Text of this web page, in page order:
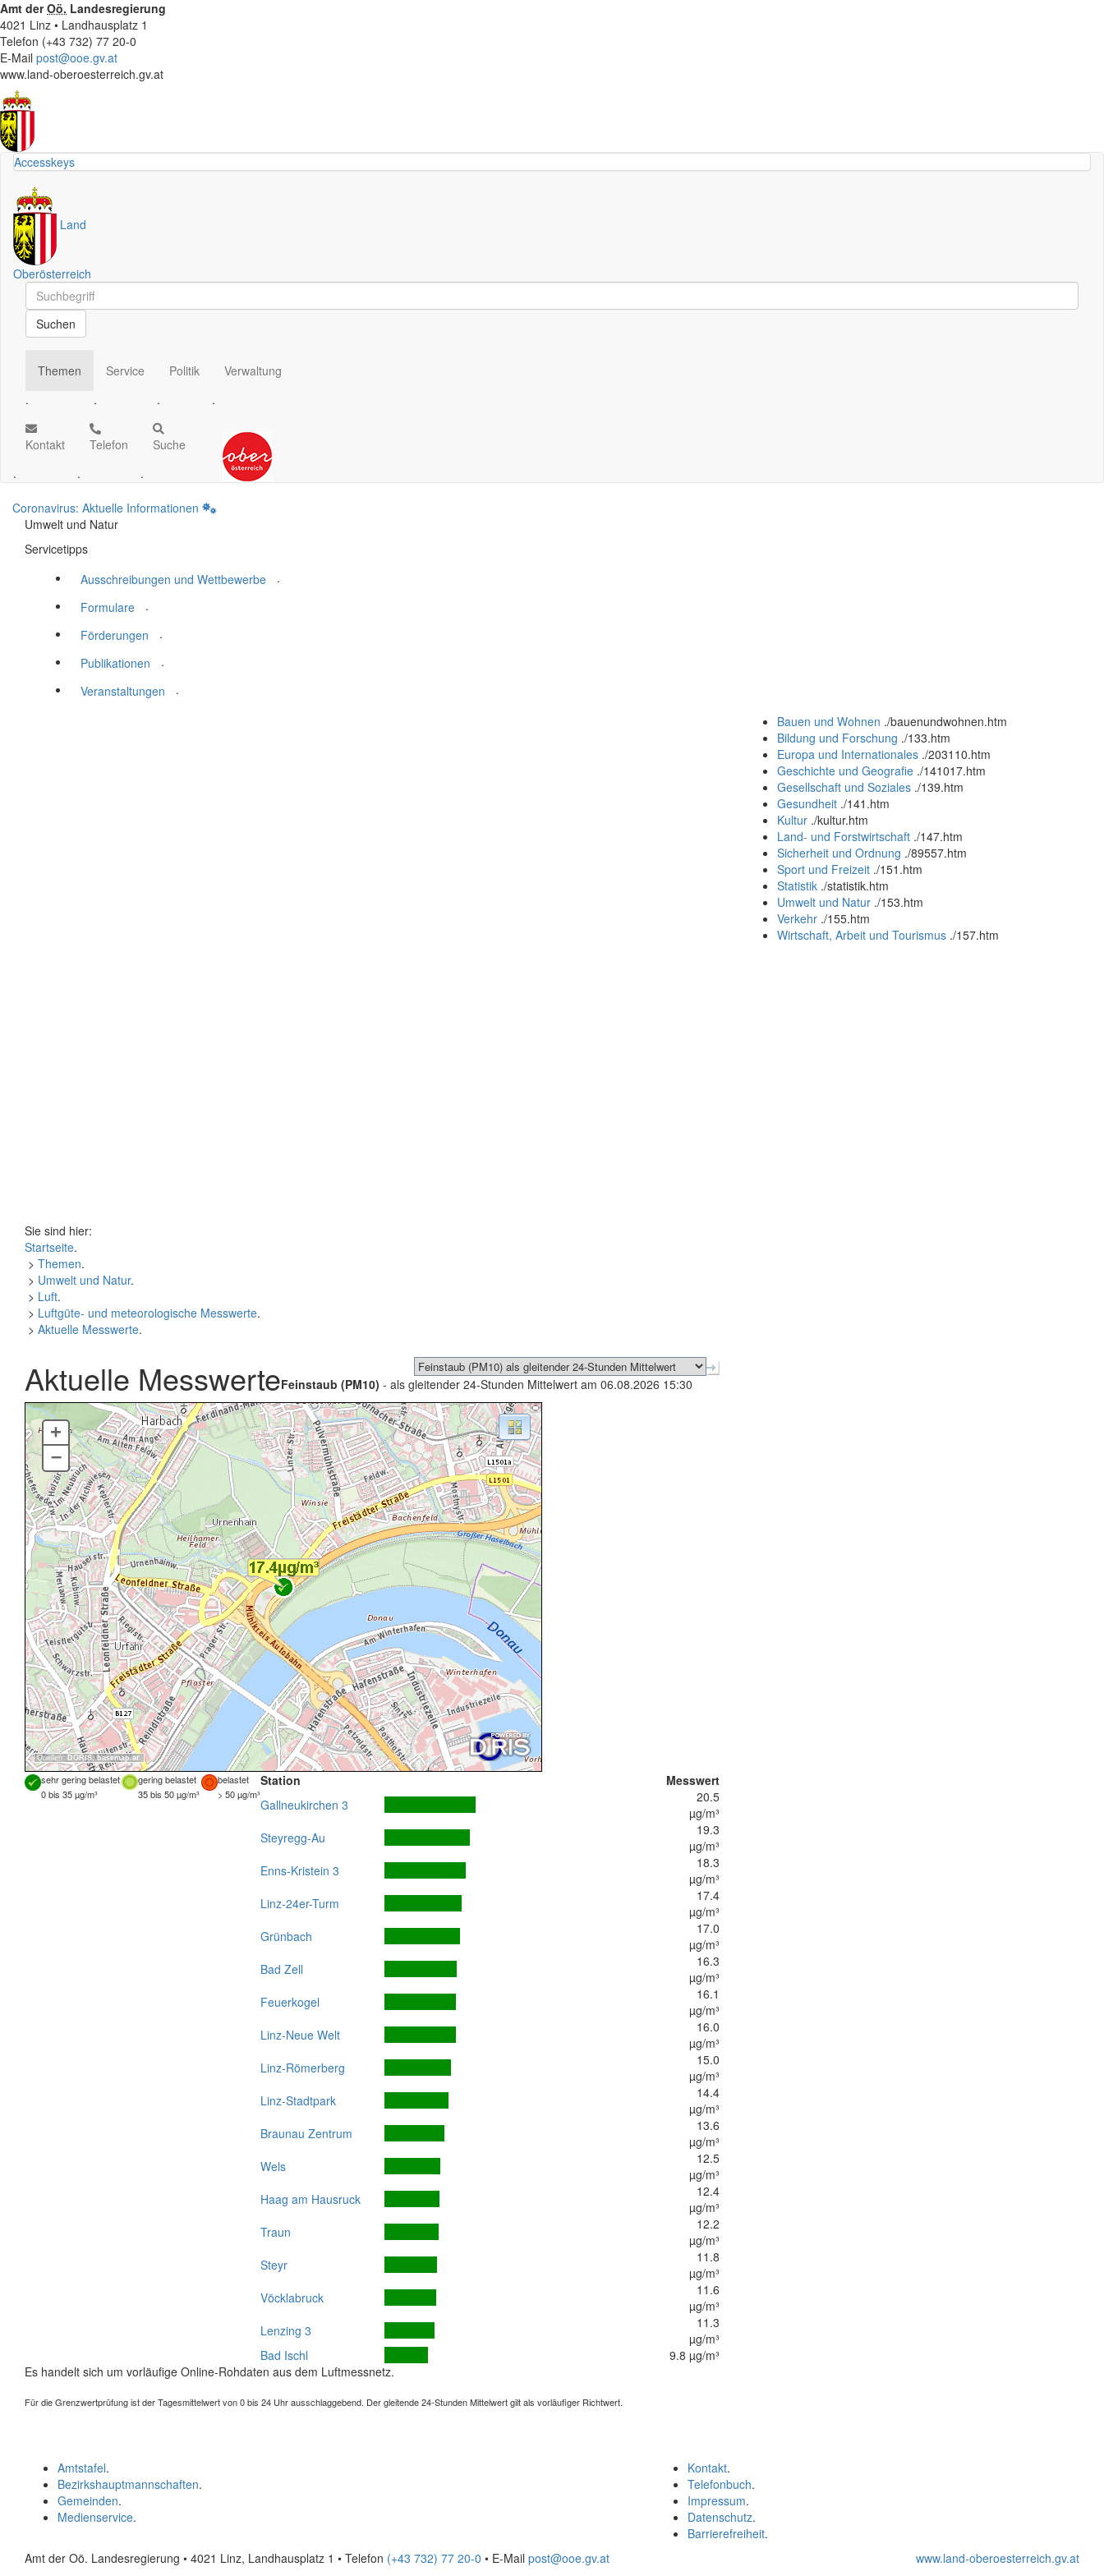
Amt derOö. Landesregierung
4021 Linz • Landhausplatz 1
Telefon (+43 732) 77 20-0
E-Mail post@ooe.gv.at
www.land-oberoesterreich.gv.at
Accesskeys
Land
Oberösterreich
Schnellsuche
Schnellsuche
Suchen
Themen
.
Service
.
Politik
.
Verwaltung
.
Kontakt
.
Telefon
.
Suche
.
Coronavirus: Aktuelle Informationen
Umwelt und Natur
Servicetipps
Ausschreibungen und Wettbewerbe
.
Formulare
.
Förderungen
.
Publikationen
.
Veranstaltungen
.
Bauen und Wohnen ./bauenundwohnen.htm
Bildung und Forschung ./133.htm
Europa und Internationales ./203110.htm
Geschichte und Geografie ./141017.htm
Gesellschaft und Soziales ./139.htm
Gesundheit ./141.htm
Kultur ./kultur.htm
Land- und Forstwirtschaft ./147.htm
Sicherheit und Ordnung ./89557.htm
Sport und Freizeit ./151.htm
Statistik ./statistik.htm
Umwelt und Natur ./153.htm
Verkehr ./155.htm
Wirtschaft, Arbeit und Tourismus ./157.htm
Sie sind hier:
Startseite.
> Themen.
> Umwelt und Natur.
> Luft.
> Luftgüte- und meteorologische Messwerte.
> Aktuelle Messwerte.
Aktuelle MesswerteFeinstaub (PM10) - als gleitender 24-Stunden Mittelwert am 06.08.2026 15:30
Quellen: DORIS,basemap.at
+
–
sehr gering belastet gering belastet
belastet
0 bis 35 µg/m³
35 bis 50 µg/m³ > 50 µg/m³
Station
Messwert
Gallneukirchen 3
20.5
µg/m³
Steyregg-Au
19.3
µg/m³
Enns-Kristein 3
18.3
µg/m³
Linz-24er-Turm
17.4
µg/m³
Grünbach
17.0
µg/m³
Bad Zell
16.3
µg/m³
Feuerkogel
16.1
µg/m³
Linz-Neue Welt
16.0
µg/m³
Linz-Römerberg
15.0
µg/m³
Linz-Stadtpark
14.4
µg/m³
Braunau Zentrum
13.6
µg/m³
Wels
12.5
µg/m³
Haag am Hausruck
12.4
µg/m³
Traun
12.2
µg/m³
Steyr
11.8
µg/m³
Vöcklabruck
11.6
µg/m³
Lenzing 3
11.3
µg/m³
Bad Ischl
9.8 µg/m³
Es handelt sich um vorläufige Online-Rohdaten aus dem Luftmessnetz.
Für die Grenzwertprüfung ist der Tagesmittelwert von 0 bis 24 Uhr ausschlaggebend. Der gleitende 24-Stunden Mittelwert gilt als vorläufiger Richtwert.
Kontakt.
Telefonbuch.
Impressum.
Datenschutz.
Barrierefreiheit.
Amtstafel.
Bezirkshauptmannschaften.
Gemeinden.
Medienservice.
Amt der Oö. Landesregierung • 4021 Linz, Landhausplatz 1 • Telefon (+43 732) 77 20-0 • E-Mail post@ooe.gv.at www.land-oberoesterreich.gv.at